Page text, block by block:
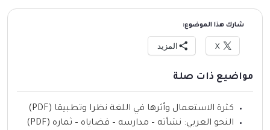
شارك هذا الموضوع:
X المزيد
مواضيع ذات صلة
كثرة الاستعمال وأثرها في اللغة نظرا وتطبيقا (PDF)
النحو العربي: نشأته – مدارسه – قضاياه – ثماره (PDF)